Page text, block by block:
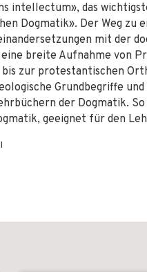
intellectum», das
Dogmatik». Der Weg zu
mit der
breite Aufnahme von
zur protestantischen
Grundbegriffe und
der Dogmatik. So
geeignet für den